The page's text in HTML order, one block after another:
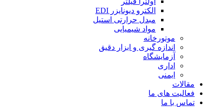
الکترو دیونایزر EDI
مبدل حرارتی استیل
مواد شیمیایی
موتورخانه
اندازه گیری و ابزار دقیق
آزمایشگاه
اداری
ایمنی
مقالات
فعالیت های ما
تماس با ما